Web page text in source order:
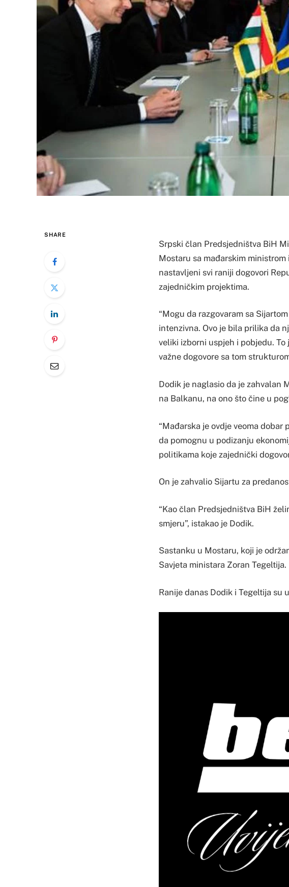
SHARE
Srpski član Predsjedništva BiH
Mostaru sa mađarskim
nastavljeni svi raniji dogovori
zajedničkim projektima.
“Mogu da razgovaram sa
intenzivna. Ovo je bila prilika da
veliki izborni uspjeh i pobjedu. To
važne dogovore sa tom
Dodik je naglasio da je zahvalan
na Balkanu, na ono što čine u
“Mađarska je ovdje veoma
da pomognu u podizanju
politikama koje zajednički
On je zahvalio Sijartu za
“Kao član Predsjedništva BiH
smjeru”, istakao je Dodik.
Sastanku u Mostaru, koji je
Savjeta ministara Zoran Tegeltija.
Ranije danas Dodik i Tegeltija su